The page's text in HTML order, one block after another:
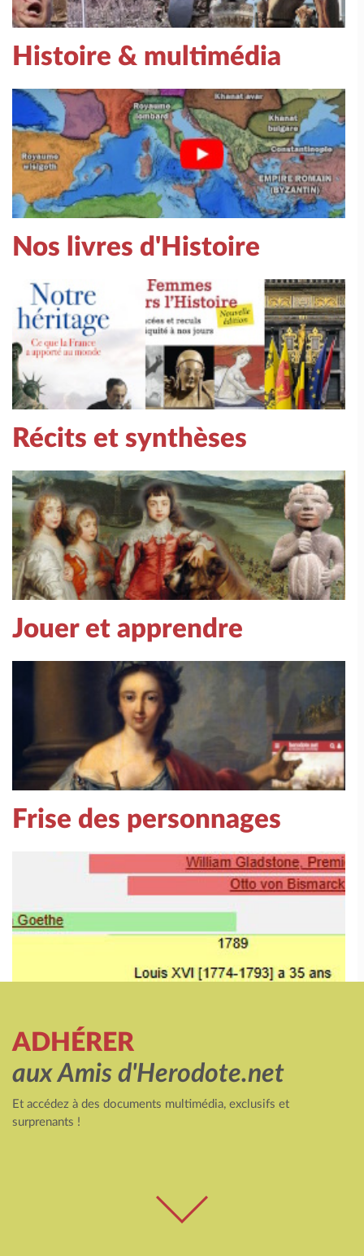
Histoire & multimédia
Nos livres d'Histoire
Récits et synthèses
Jouer et apprendre
Frise des personnages
ADHÉRER
aux Amis d'Herodote.net
Et accédez à des documents multimédia, exclusifs et
surprenants !